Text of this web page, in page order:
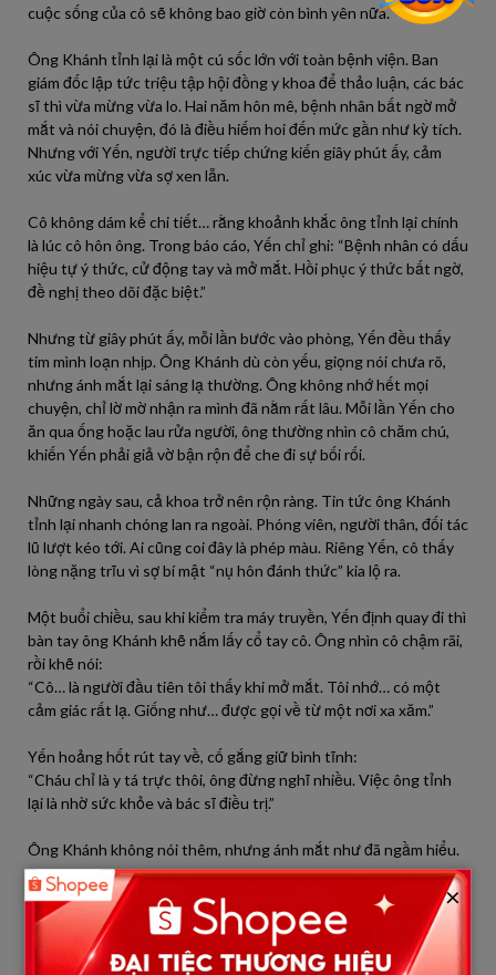
cuộc sống của cô sẽ không bao giờ còn bình yên nữa.
Ông Khánh tỉnh lại là một cú sốc lớn với toàn bệnh viện. Ban
giám đốc lập tức triệu tập hội đồng y khoa để thảo luận, các bác
sĩ thì vừa mừng vừa lo. Hai năm hôn mê, bệnh nhân bất ngờ mở
mắt và nói chuyện, đó là điều hiếm hoi đến mức gần như kỳ tích.
Nhưng với Yến, người trực tiếp chứng kiến giây phút ấy, cảm
xúc vừa mừng vừa sợ xen lẫn.
Cô không dám kể chi tiết… rằng khoảnh khắc ông tỉnh lại chính
là lúc cô hôn ông. Trong báo cáo, Yến chỉ ghi: “Bệnh nhân có dấu
hiệu tự ý thức, cử động tay và mở mắt. Hồi phục ý thức bất ngờ,
đề nghị theo dõi đặc biệt.”
Nhưng từ giây phút ấy, mỗi lần bước vào phòng, Yến đều thấy
tim mình loạn nhịp. Ông Khánh dù còn yếu, giọng nói chưa rõ,
nhưng ánh mắt lại sáng lạ thường. Ông không nhớ hết mọi
chuyện, chỉ lờ mờ nhận ra mình đã nằm rất lâu. Mỗi lần Yến cho
ăn qua ống hoặc lau rửa người, ông thường nhìn cô chăm chú,
khiến Yến phải giả vờ bận rộn để che đi sự bối rối.
Những ngày sau, cả khoa trở nên rộn ràng. Tin tức ông Khánh
tỉnh lại nhanh chóng lan ra ngoài. Phóng viên, người thân, đối tác
lũ lượt kéo tới. Ai cũng coi đây là phép màu. Riêng Yến, cô thấy
lòng nặng trĩu vì sợ bí mật “nụ hôn đánh thức” kia lộ ra.
Một buổi chiều, sau khi kiểm tra máy truyền, Yến định quay đi thì
bàn tay ông Khánh khẽ nắm lấy cổ tay cô. Ông nhìn cô chậm rãi,
rồi khẽ nói:
“Cô… là người đầu tiên tôi thấy khi mở mắt. Tôi nhớ… có một
cảm giác rất lạ. Giống như… được gọi về từ một nơi xa xăm.”
Yến hoảng hốt rút tay về, cố gắng giữ bình tĩnh:
“Cháu chỉ là y tá trực thôi, ông đừng nghĩ nhiều. Việc ông tỉnh
lại là nhờ sức khỏe và bác sĩ điều trị.”
Ông Khánh không nói thêm, nhưng ánh mắt như đã ngầm hiểu.
Sau một tuần, sức khỏe ông dần cải thiện, bắt đầu tập ngồi, tập
nói lại rõ ràng hơn. Gia đình ông vô cùng hạnh phúc, nhất là
người con trai trưởng – Trần Hoàng. Anh ta tiếp quản phần lớn
công việc kinh doanh của cha trong thời gian ông hôn mê, nay lại
×